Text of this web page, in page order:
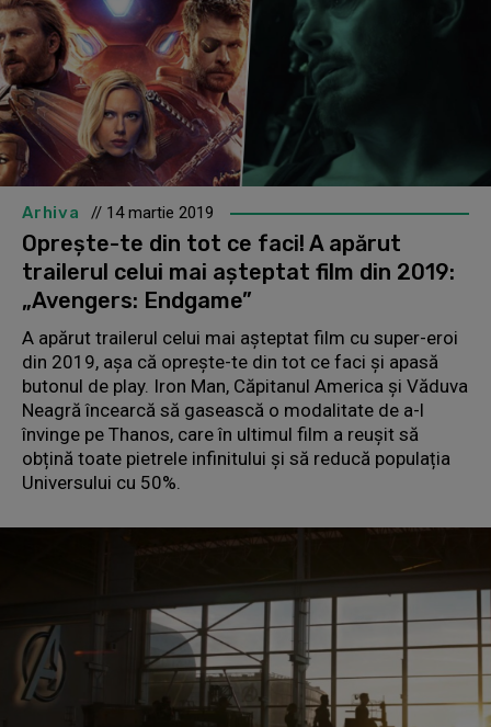
Arhiva // 14 martie 2019
Oprește-te din tot ce faci! A apărut
trailerul celui mai așteptat film din 2019:
„Avengers: Endgame”
A apărut trailerul celui mai așteptat film cu super-eroi
din 2019, așa că oprește-te din tot ce faci și apasă
butonul de play. Iron Man, Căpitanul America și Văduva
Neagră încearcă să gasească o modalitate de a-l
învinge pe Thanos, care în ultimul film a reușit să
obțină toate pietrele infinitului și să reducă populația
Universului cu 50%.